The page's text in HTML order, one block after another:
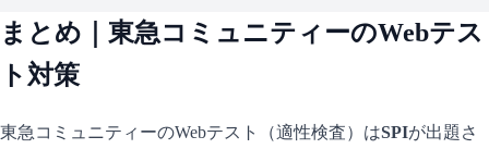
まとめ｜ 東急コミュニティーのWebテス
ト対策
東急コミュニティーのWebテスト（適性検査）はSPIが出題さ